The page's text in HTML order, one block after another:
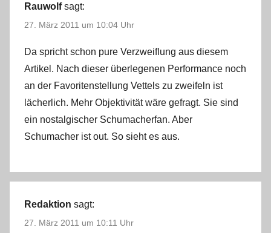
Rauwolf sagt:
27. März 2011 um 10:04 Uhr
Da spricht schon pure Verzweiflung aus diesem
Artikel. Nach dieser überlegenen Performance noch
an der Favoritenstellung Vettels zu zweifeln ist
lächerlich. Mehr Objektivität wäre gefragt. Sie sind
ein nostalgischer Schumacherfan. Aber
Schumacher ist out. So sieht es aus.
Redaktion sagt:
27. März 2011 um 10:11 Uhr